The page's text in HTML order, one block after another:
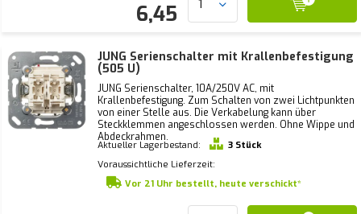
6,45
JUNG Serienschalter mit Krallenbefestigung
(505 U)
JUNG Serienschalter, 10A/250V AC, mit
Krallenbefestigung. Zum Schalten von zwei Lichtpunkten
von einer Stelle aus. Die Verkabelung kann über
Steckklemmen angeschlossen werden. Ohne Wippe und
Abdeckrahmen.
Aktueller Lagerbestand:
3 Stück
Voraussichtliche Lieferzeit:
Vor 21 Uhr bestellt, heute verschickt*